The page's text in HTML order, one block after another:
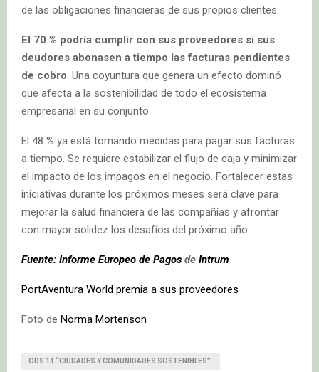
de las obligaciones financieras de sus propios clientes.
El 70 % podría cumplir con sus proveedores si sus
deudores abonasen a tiempo las facturas pendientes
de cobro. Una coyuntura que genera un efecto dominó
que afecta a la sostenibilidad de todo el ecosistema
empresarial en su conjunto.
El 48 % ya está tomando medidas para pagar sus facturas
a tiempo. Se requiere estabilizar el flujo de caja y minimizar
el impacto de los impagos en el negocio. Fortalecer estas
iniciativas durante los próximos meses será clave para
mejorar la salud financiera de las compañías y afrontar
con mayor solidez los desafíos del próximo año.
Fuente: Informe Europeo de Pagos de Intrum
PortAventura World premia a sus proveedores
Foto de Norma Mortenson
ODS 11 “CIUDADES Y COMUNIDADES SOSTENIBLES”.